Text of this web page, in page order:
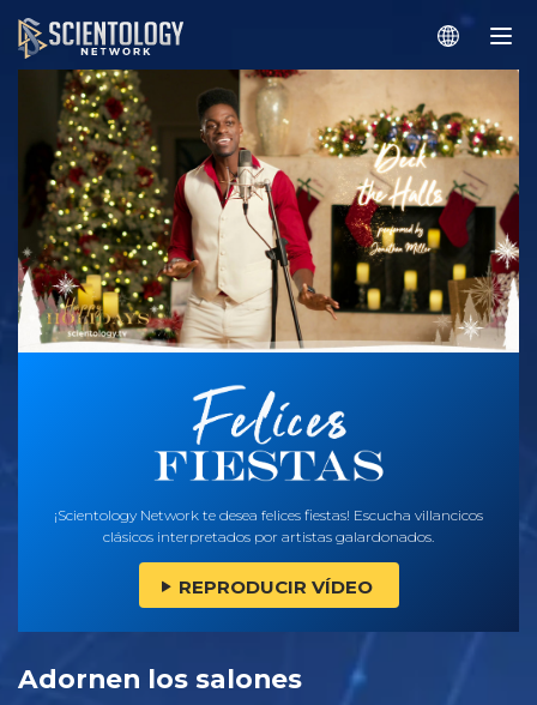
¡Scientology Network te desea felices fiestas! Escucha villancicos
clásicos interpretados por artistas galardonados.
REPRODUCIR VÍDEO
Adornen los salones